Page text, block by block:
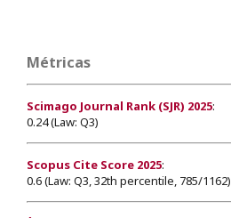
Métricas
Scimago Journal Rank (SJR) 2025:
0.24 (Law: Q3)
Scopus Cite Score 2025:
0.6 (Law: Q3, 32th percentile, 785/1162)